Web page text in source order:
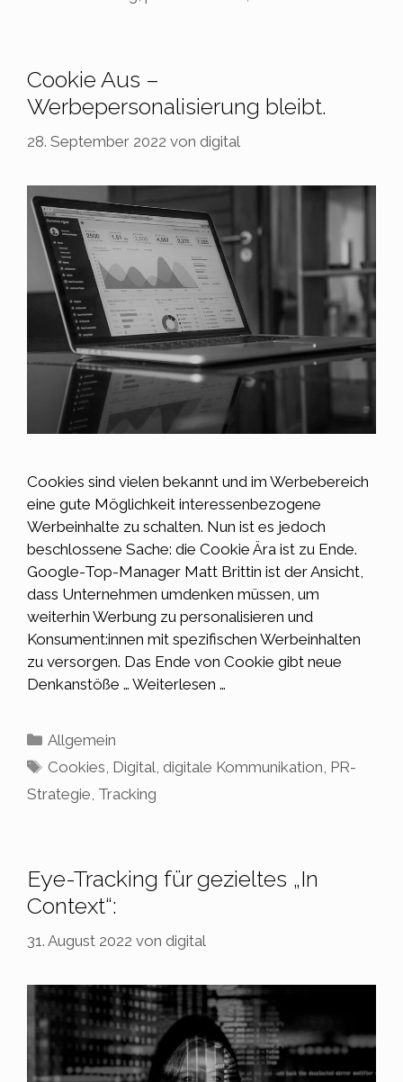
Cookie Aus –
Werbepersonalisierung bleibt.
28. September 2022 von digital
Cookies sind vielen bekannt und im Werbebereich
eine gute Möglichkeit interessenbezogene
Werbeinhalte zu schalten. Nun ist es jedoch
beschlossene Sache: die Cookie Ära ist zu Ende.
Google-Top-Manager Matt Brittin ist der Ansicht,
dass Unternehmen umdenken müssen, um
weiterhin Werbung zu personalisieren und
Konsument:innen mit spezifischen Werbeinhalten
zu versorgen. Das Ende von Cookie gibt neue
Denkanstöße … Weiterlesen …
Kategorien
Allgemein
Schlagwörter
Cookies, Digital,digitale Kommunikation, PR-
Strategie, Tracking
Eye-Tracking für gezieltes „In
Context“:
31. August 2022 von digital